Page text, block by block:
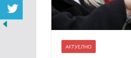
АКТУЕЛНО